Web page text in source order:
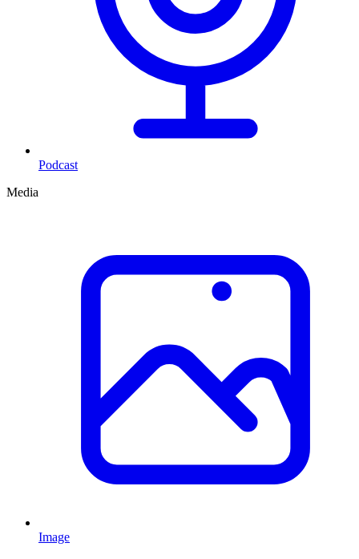
Podcast
Media
Image